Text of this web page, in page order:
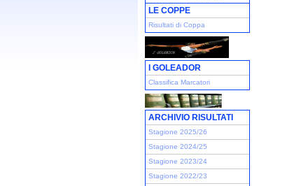
LE COPPE
Risultati di Coppa
I GOLEADOR
Classifica Marcatori
ARCHIVIO RISULTATI
Stagione 2025/26
Stagione 2024/25
Stagione 2023/24
Stagione 2022/23